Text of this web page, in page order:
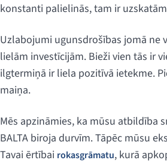
konstanti palielinās, tam ir
Uzlabojumi ugunsdrošības jomā ne
lielām investīcijām. Bieži vien tās ir
ilgtermiņā ir liela pozitīvā ietekme.
maiņa.
Mēs apzināmies, ka mūsu atbildība
BALTA biroja durvīm. Tāpēc mūsu
Tavai ērtībai rokasgrāmatu, kurā